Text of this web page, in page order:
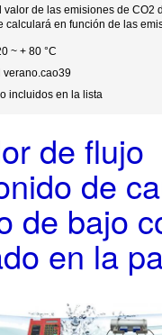
valor de las emisiones de CO2
calculará en función de las
~ + 80 °C
verano.cao39
incluidos en la lista
de flujo
de
de bajo
en la